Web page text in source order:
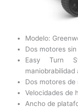
Modelo:
Dos motores
Easy Turn
maniobrabilidad
Dos motores
Velocidades de
Ancho de